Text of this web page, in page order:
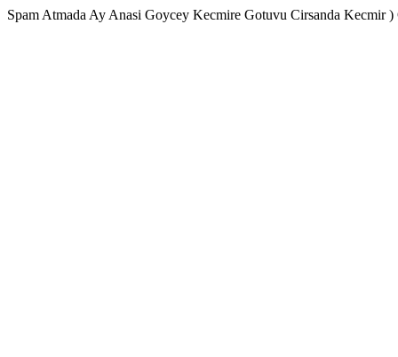
Spam Atmada Ay Anasi Goycey Kecmire Gotuvu Cirsanda